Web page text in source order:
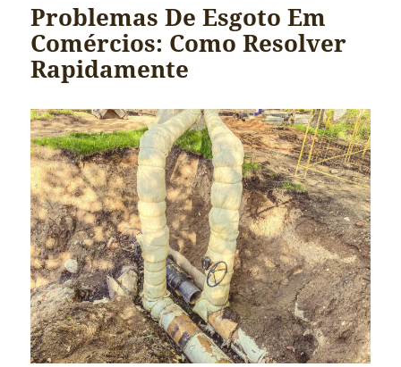
Problemas De Esgoto Em
Comércios: Como Resolver
Rapidamente